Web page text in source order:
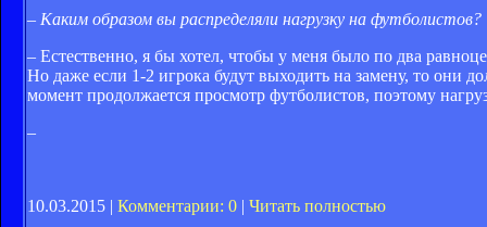
– Каким образом вы распределяли нагрузку на футболистов?
– Естественно, я бы хотел, чтобы у меня было по два
Но даже если 1-2 игрока будут выходить на замену, то они
момент продолжается просмотр футболистов, поэтому
–
10.03.2015 | Комментарии: 0 | Читать полностью